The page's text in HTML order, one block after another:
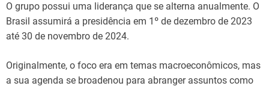
O grupo possui uma liderança que se alterna anualmente. O
Brasil assumirá a presidência em 1º de dezembro de 2023
até 30 de novembro de 2024.
Originalmente, o foco era em temas macroeconômicos, mas
a sua agenda se broadenou para abranger assuntos como